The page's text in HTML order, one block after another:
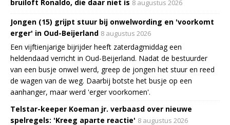
bruiloft Ronaldo, die daar niet is 8 augustus 2026
Jongen (15) grijpt stuur bij onwelwording en 'voorkomt
erger' in Oud-Beijerland 8 augustus 2026
Een vijftienjarige bijrijder heeft zaterdagmiddag een
heldendaad verricht in Oud-Beijerland. Nadat de bestuurder
van een busje onwel werd, greep de jongen het stuur en reed
de wagen van de weg. Daarbij botste het busje op een
aanhanger, maar werd 'erger voorkomen'.
Telstar-keeper Koeman jr. verbaasd over nieuwe
spelregels: 'Kreeg aparte reactie' 8 augustus 2026